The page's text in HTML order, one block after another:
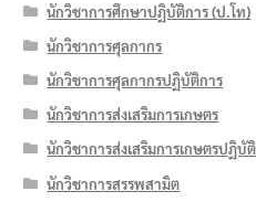
นักวิชาการศึกษาปฏิบัติการ (ป.โท)
นักวิชาการศุลกากร
นักวิชาการศุลกากรปฏิบัติการ
นักวิชาการส่งเสริมการเกษตร
นักวิชาการส่งเสริมการเกษตรปฏิบั
นักวิชาการสรรพสามิต